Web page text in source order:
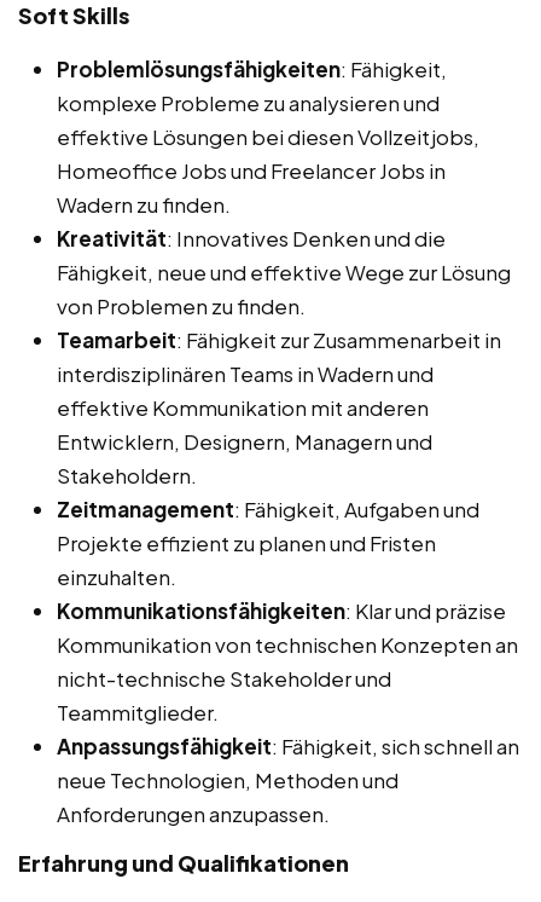
Soft Skills
Problemlösungsfähigkeiten: Fähigkeit,
komplexe Probleme zu analysieren und
effektive Lösungen bei diesen Vollzeitjobs,
Homeoffice Jobs und Freelancer Jobs in
Wadern zu finden.
Kreativität: Innovatives Denken und die
Fähigkeit, neue und effektive Wege zur Lösung
von Problemen zu finden.
Teamarbeit: Fähigkeit zur Zusammenarbeit in
interdisziplinären Teams in Wadern und
effektive Kommunikation mit anderen
Entwicklern, Designern, Managern und
Stakeholdern.
Zeitmanagement: Fähigkeit, Aufgaben und
Projekte effizient zu planen und Fristen
einzuhalten.
Kommunikationsfähigkeiten: Klar und präzise
Kommunikation von technischen Konzepten an
nicht-technische Stakeholder und
Teammitglieder.
Anpassungsfähigkeit: Fähigkeit, sich schnell an
neue Technologien, Methoden und
Anforderungen anzupassen.
Erfahrung und Qualifikationen